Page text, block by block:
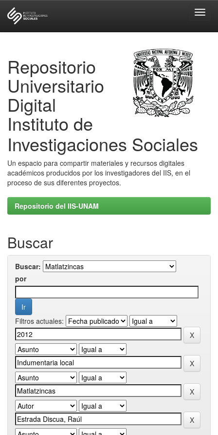
Repositorio
Universitario
Digital
Instituto de
Investigaciones Sociales
Un espacio para compartir materiales y recursos digitales
académicos producidos por los investigadores del IIS, en el
proceso de sus diferentes proyectos.
Repositorio del IIS-UNAM
Buscar
Buscar:
por
Filtros actuales: